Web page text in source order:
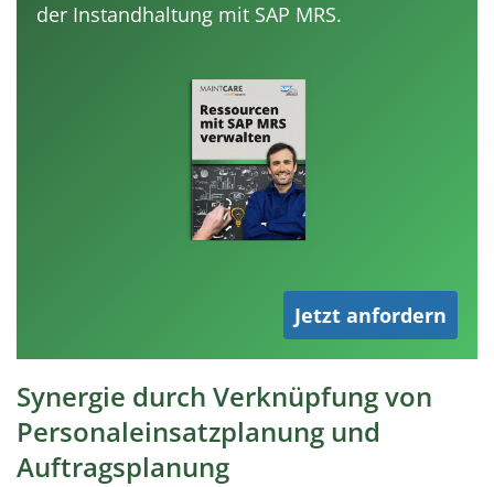
der Instandhaltung mit SAP MRS.
Jetzt anfordern
Synergie durch Verknüpfung von
Personaleinsatzplanung und
Auftragsplanung